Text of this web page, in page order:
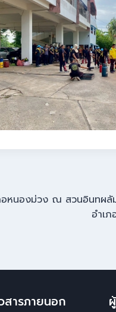
ภอหนองม่วง ณ สวนอินทผ
อำเ
สารภายนอก